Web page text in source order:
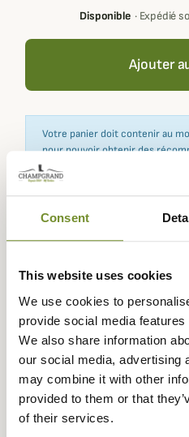
Consent
This website uses cookies
We use cookies to
provide social media
We also share information
our social media, advertising
may combine it with other
provided to them or that
of their services.
Disponible· Expédié
Ajouter
Votre panier doit contenir au
pour pouvoir obtenir des
90 jours
Description
Deerhunter vous propsoe